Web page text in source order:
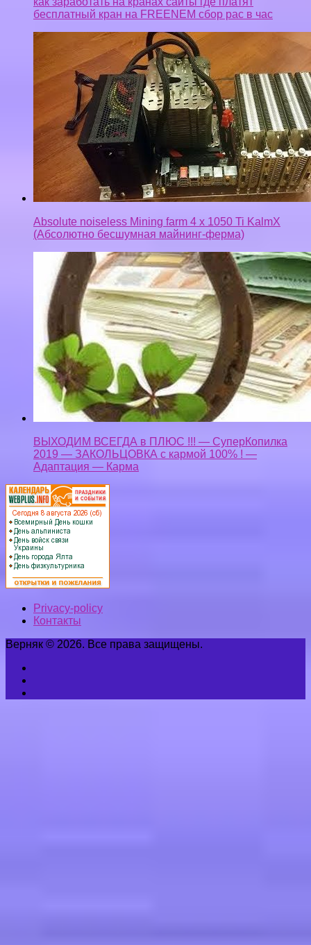
Absolute noiseless Mining farm 4 x 1050 Ti KalmX
(Абсолютно бесшумная майнинг-ферма)
ВЫХОДИМ ВСЕГДА в ПЛЮС !!! — СуперКопилка
2019 — ЗАКОЛЬЦОВКА с кармой 100% ! —
Адаптация — Карма
Privacy-policy
Контакты
Верняк © 2026. Все права защищены.